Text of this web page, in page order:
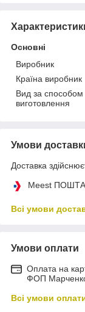
Основні
Виробник
Країна виробник
Вид за способом
виготовлення
Умови
Доставка
Meest ПОШТА
Всі умови
Умови оплати
Оплата на
ФОП
Всі умови